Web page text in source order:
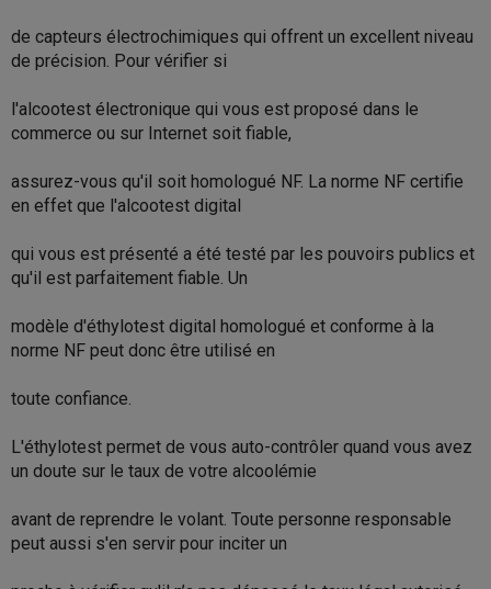
de capteurs électrochimiques qui offrent un excellent niveau
de précision. Pour vérifier si
l'alcootest électronique qui vous est proposé dans le
commerce ou sur Internet soit fiable,
assurez-vous qu'il soit homologué NF. La norme NF certifie
en effet que l'alcootest digital
qui vous est présenté a été testé par les pouvoirs publics et
qu'il est parfaitement fiable. Un
modèle d'éthylotest digital homologué et conforme à la
norme NF peut donc être utilisé en
toute confiance.
L'éthylotest permet de vous auto-contrôler quand vous avez
un doute sur le taux de votre alcoolémie
avant de reprendre le volant. Toute personne responsable
peut aussi s'en servir pour inciter un